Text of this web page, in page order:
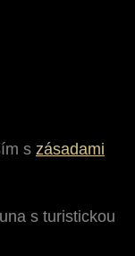
s zásadami